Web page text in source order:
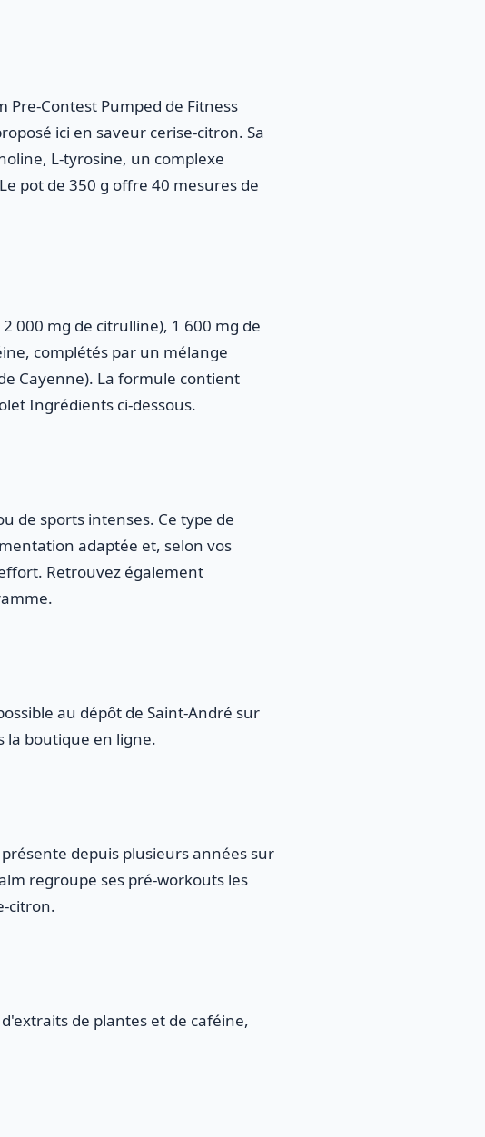
Pre-Contest Pumped de Fitness
ici en saveur cerise-citron. Sa
L-tyrosine, un complexe
pot de 350 g offre 40 mesures de
000 mg de citrulline), 1 600 mg de
complétés par un mélange
Cayenne). La formule contient
Ingrédients ci-dessous.
de sports intenses. Ce type de
adaptée et, selon vos
Retrouvez également
au dépôt de Saint-André sur
la boutique en ligne.
depuis plusieurs années sur
regroupe ses pré-workouts les
citron.
de plantes et de caféine,